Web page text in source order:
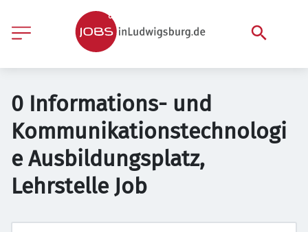
0 Informations- und
Kommunikationstechnologi
e Ausbildungsplatz,
Lehrstelle Job